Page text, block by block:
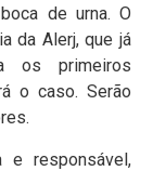
de urna. O
da Alerj, que já
os primeiros
o caso. Serão
e responsável,